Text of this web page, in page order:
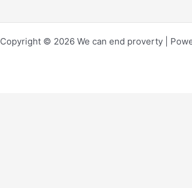
Copyright © 2026 We can end proverty |